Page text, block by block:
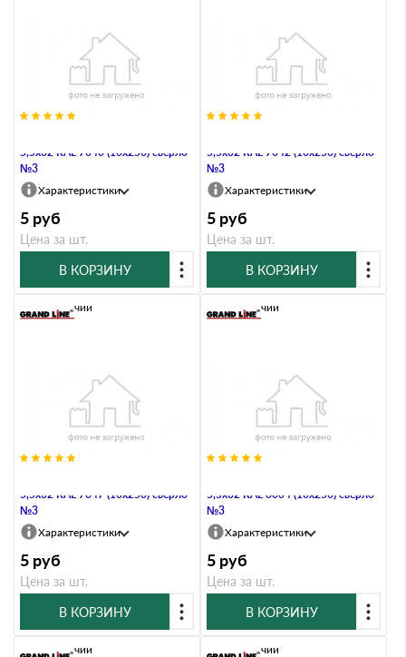
5,5х32 RAL 7040 (10х250) сверло
№3
Характеристики
5 руб
Цена за шт.
В КОРЗИНУ
5,5х32 RAL 7042 (10х250) сверло
№3
Характеристики
5 руб
Цена за шт.
В КОРЗИНУ
5,5х32 RAL 7047 (10х250) сверло
№3
В наличии
Характеристики
5 руб
Цена за шт.
В КОРЗИНУ
5,5х32 RAL 8004 (10х250) сверло
№3
В наличии
Характеристики
5 руб
Цена за шт.
В КОРЗИНУ
В наличии В наличии